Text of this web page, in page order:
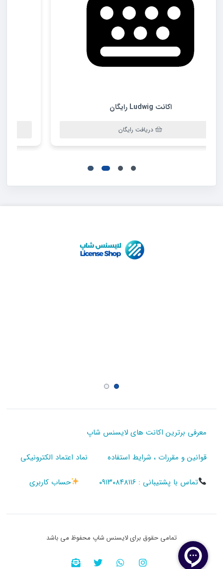
اکانت Codespark رایگان
دریافت رایگان
معرفی برترین اکانت های لایسنس شاپ
قوانین و مقررات ، شرایط استفاده نماد اعتماد الکترونیکی
تماس با پشتیبانی : ۰۹۱۳۰۸۴۸۱۱۶ حساب کاربری
تمامی حقوق برای لایسنس شاپ محفوظ می باشد